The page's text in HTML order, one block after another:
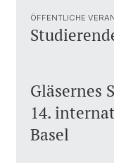
ÖFFENTLICHE
Gläsernes
14.
Basel